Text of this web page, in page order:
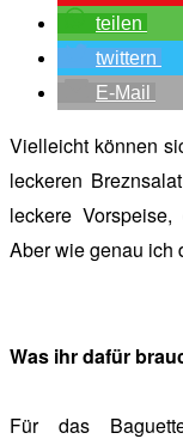
teilen
twittern
E-Mail
Vielleicht können
leckeren
leckere
Aber wie genau ich
Was ihr dafür
Für das